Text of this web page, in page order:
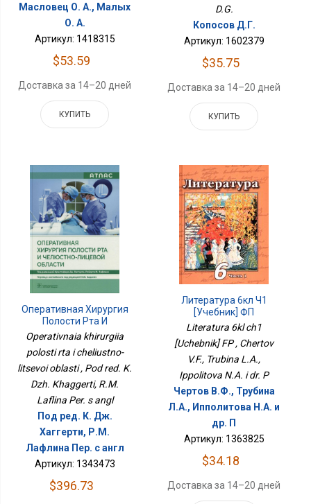
Масловец О. А., Малых
О. А.
Артикул: 1418315
$53.59
Доставка за 14–20 дней
КУПИТЬ
D.G.
Копосов Д.Г.
Артикул: 1602379
$35.75
Доставка за 14–20 дней
КУПИТЬ
Оперативная Хирургия
Полости Рта И
Челюстно-Лицевой
Operativnaia khirurgiia
polosti rta i cheliustno-
litsevoi oblasti , Pod red. K.
Dzh. Khaggerti, R.M.
Laflina Per. s angl
Под ред. К. Дж.
Хаггерти, Р.М.
Лафлина Пер. с англ
Артикул: 1343473
$396.73
Литература 6кл Ч1
[Учебник] ФП
Literatura 6kl ch1
[Uchebnik] FP , Chertov
V.F., Trubina L.A.,
Ippolitova N.A. i dr. P
Чертов В.Ф., Трубина
Л.А., Ипполитова Н.А. и
др. П
Артикул: 1363825
$34.18
Доставка за 14–20 дней